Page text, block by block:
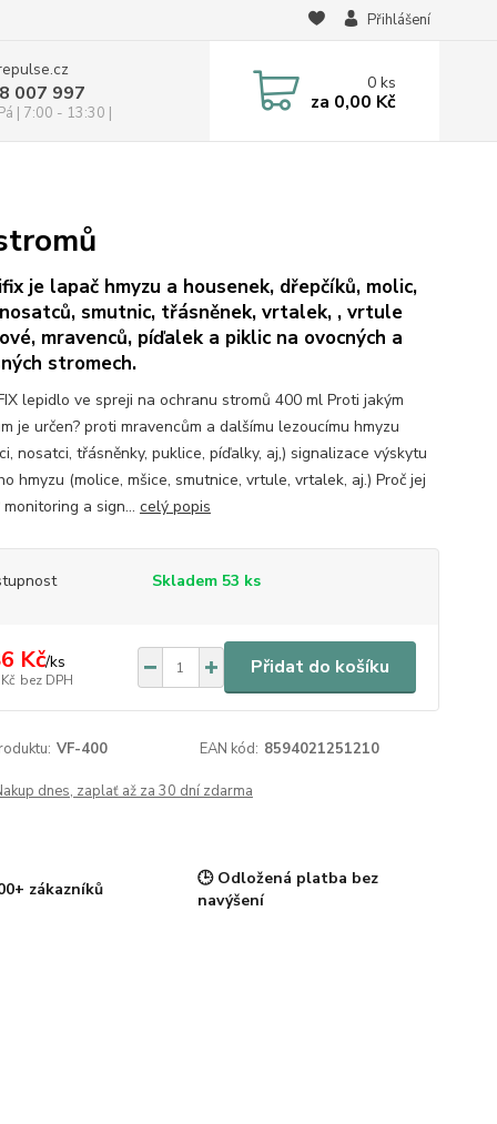
Přihlášení
007 997
| 7:00 - 13:30 |
0ks
za 0,00 Kč
je lapač hmyzu a housenek, dřepčíků, molic,
nosatců, smutnic, třásněnek, vrtalek, , vrtule
mravenců, píďalek a piklic na ovocných a
stromech.
lepidlo ve spreji na ochranu stromů 400 ml Proti jakým
je určen? proti mravencům a dalšímu lezoucímu hmyzu
nosatci, třásněnky, puklice, píďalky, aj,) signalizace výskytu
hmyzu (molice, mšice, smutnice, vrtule, vrtalek, aj.) Proč jej
monitoring a sign... celý popis
Skladem 53 ks
Kč/ks
bez DPH
Přidat do košíku
VF-400 EAN kód: 8594021251210
dnes, zaplať až za 30 dní zdarma
zákazníků
🕒 Odložená platba bez
navýšení